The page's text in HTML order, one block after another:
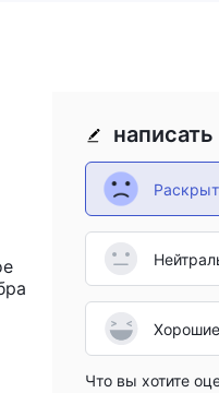
Хорошие
Что вы хотите